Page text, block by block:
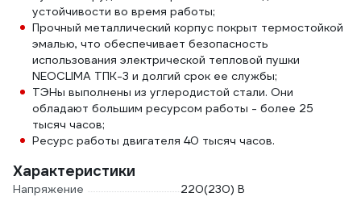
устойчивости во время работы;
Прочный металлический корпус покрыт термостойкой
эмалью, что обеспечивает безопасность
использования электрической тепловой пушки
NEOCLIMA ТПК-3 и долгий срок ее службы;
ТЭНы выполнены из углеродистой стали. Они
обладают большим ресурсом работы - более 25
тысяч часов;
Ресурс работы двигателя 40 тысяч часов.
Характеристики
Напряжение
220(230) В